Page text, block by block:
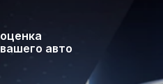
оценка
вашего авто